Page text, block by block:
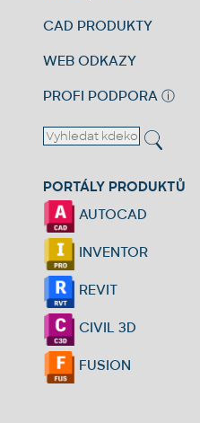
CAD PRODUKTY
WEB ODKAZY
PROFI PODPORA ⓘ
PORTÁLY PRODUKTŮ
AUTOCAD
INVENTOR
REVIT
CIVIL 3D
FUSION